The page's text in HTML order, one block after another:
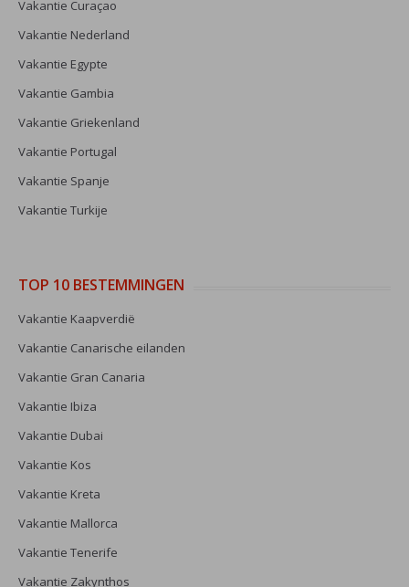
Vakantie Curaçao
Vakantie Nederland
Vakantie Egypte
Vakantie Gambia
Vakantie Griekenland
Vakantie Portugal
Vakantie Spanje
Vakantie Turkije
TOP 10 BESTEMMINGEN
Vakantie Kaapverdië
Vakantie Canarische eilanden
Vakantie Gran Canaria
Vakantie Ibiza
Vakantie Dubai
Vakantie Kos
Vakantie Kreta
Vakantie Mallorca
Vakantie Tenerife
Vakantie Zakynthos